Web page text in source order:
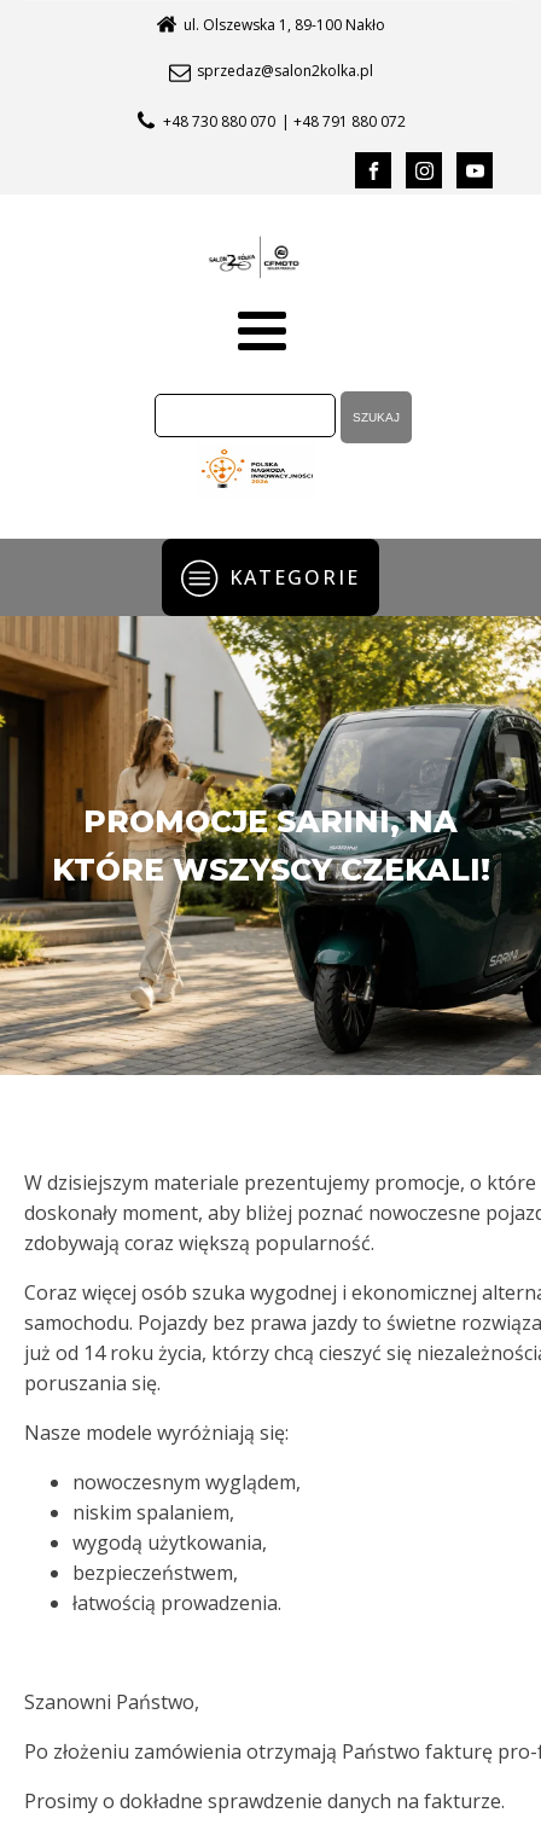
ul. Olszewska 1, 89-100 Nakło
sprzedaz@salon2kolka.pl
+48 730 880 070 | +48 791 880 072
KATEGORIE
PROMOCJE SARINI, NA
KTÓRE WSZYSCY CZEKALI!
W dzisiejszym materiale prezentujemy promocje, o które
doskonały moment, aby bliżej poznać nowoczesne
zdobywają coraz większą popularność.
Coraz więcej osób szuka wygodnej i ekonomicznej
samochodu. Pojazdy bez prawa jazdy to świetne
już od 14 roku życia, którzy chcą cieszyć się
poruszania się.
Nasze modele wyróżniają się:
nowoczesnym wyglądem,
niskim spalaniem,
wygodą użytkowania,
bezpieczeństwem,
łatwością prowadzenia.
Szanowni Państwo,
Po złożeniu zamówienia otrzymają Państwo fakturę
Prosimy o dokładne sprawdzenie danych na fakturze.